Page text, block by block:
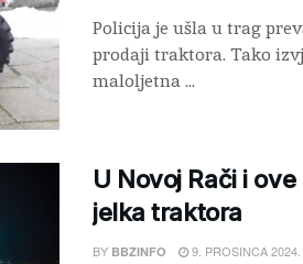
Policija je ušla u trag
prodaji traktora. Tako
maloljetna ...
U Novoj Rači i
jelka traktora
BY BBZINFO 9. PROSINCA 2024.